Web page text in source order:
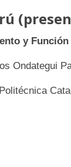
y
Ondategui